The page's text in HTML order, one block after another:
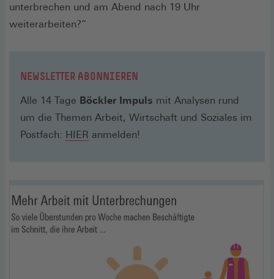
unterbrechen und am Abend nach 19 Uhr
weiterarbeiten?“
NEWSLETTER ABONNIEREN
Alle 14 Tage Böckler Impuls mit Analysen rund
um die Themen Arbeit, Wirtschaft und Soziales im
Postfach: HIER (Öffnet
Fenster)
anmelden!